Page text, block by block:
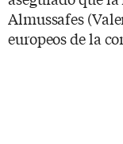
Almussafes
europeos de la